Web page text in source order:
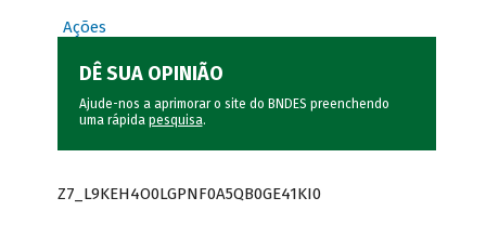
Ações
DÊ SUA OPINIÃO
Ajude-nos a aprimorar o site do BNDES preenchendo
uma rápida pesquisa.
Z7_L9KEH4O0LGPNF0A5QB0GE41KI0